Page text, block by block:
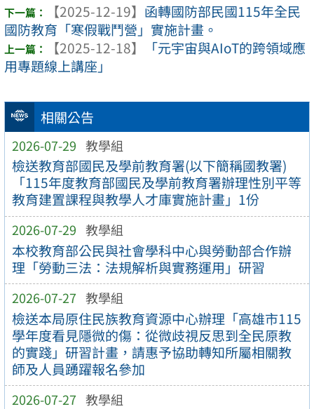
相關公告
2026-07-29 教學組
檢送教育部國民及學前教育署(以下簡稱國教署)
「115年度教育部國民及學前教育署辦理性別平等
教育建置課程與教學人才庫實施計畫」1份
2026-07-29 教學組
本校教育部公民與社會學科中心與勞動部合作辦
理「勞動三法：法規解析與實務運用」研習
2026-07-27 教學組
檢送本局原住民族教育資源中心辦理「高雄市115
學年度看見隱微的傷：從微歧視反思到全民原教
的實踐」研習計畫，請惠予協助轉知所屬相關教
師及人員踴躍報名參加
2026-07-27 教學組
【2025-12-19】 函轉國防部民國115年全民
國防教育「寒假戰鬥營」實施計畫。
【2025-12-18】
「元宇宙與AIoT的跨領域應
用專題線上講座」